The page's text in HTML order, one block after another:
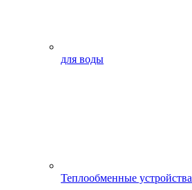
для воды
Теплообменные устройства